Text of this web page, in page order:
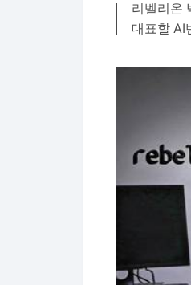
리벨리온
대표할 AI